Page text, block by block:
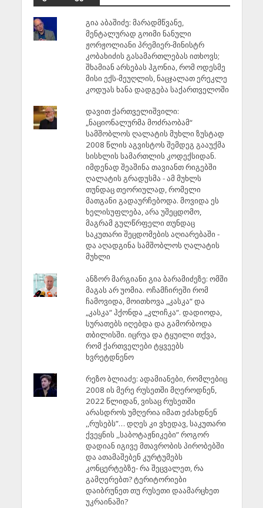
გია აბაშიძე: მარადმწვანე,
მენტალურად გოიმი ნანული
ჟორჟოლიანი პრემიერ-მინისტრ
კობახიძის გასამართლებას ითხოვს;
შხამიან არსებას ჰგონია, რომ ოდესმე
მისი ექს-მეუღლის, ნაცჯალათ ერეკლე
კოდუას ხანა დადგება საქართველოში
დავით ქართველიშვილი:
„ნაციონალურმა მოძრაობამ“
სამშობლოს ღალატის მუხლი ზუსტად
2008 წლის აგვისტოს შემდეგ გააუქმა
სისხლის სამართლის კოდექსიდან.
იმდენად შეაშინა თავიანთ რიგებში
ღალატის გრადუსმა - ამ მუხლს
თუნდაც თეორიულად, რომელი
მათგანი გადაურჩებოდა. მოვიდა ეს
ხელისუფლება, არა უშეცდომო,
მაგრამ გულწრფელი თუნდაც
საკუთარი შეცდომების აღიარებაში -
და აღადგინა სამშობლოს ღალატის
მუხლი
ანზორ მარგიანი გია ბარამიძეზე: ომში
მაგას არ უომია. ოჩამჩირეში რომ
ჩამოვიდა, მოითხოვა „კასკა“ და
„კასკა“ ჰქონდა „კლიჩკა“. დადიოდა,
სურათებს იღებდა და გამორბოდა
თბილისში. იცრუა და ტყუილი თქვა,
რომ ქართველები ტყვეებს
ხვრეტდნენო
რეზო ბლიაძე: ადამიანები, რომლებიც
2008 ის მერე რუსეთში მღეროდნენ,
2022 წლიდან, ვისაც რუსეთში
არასდროს უმღერია იმათ ეძახდნენ
,,რუსებს”… დღეს კი ვხედავ, საკუთარი
ქვეყნის ,,საბოტაჟნიკები” როგორ
დადიან იგივე მთავრობის პირობებში
და ათამაშებენ კურტუმებს
კონცერტებზე- რა შეცვალეთ, რა
გამღერებთ? ტერიტორიები
დაიბრუნეთ თუ რუსეთი დაამარცხეთ
უკრაინაში?